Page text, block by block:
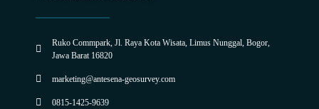
Ruko Commpark, Jl. Raya Kota Wisata, Limus Nunggal, Bogor,
Jawa Barat 16820
marketing@antesena-geosurvey.com
0815-1425-9639